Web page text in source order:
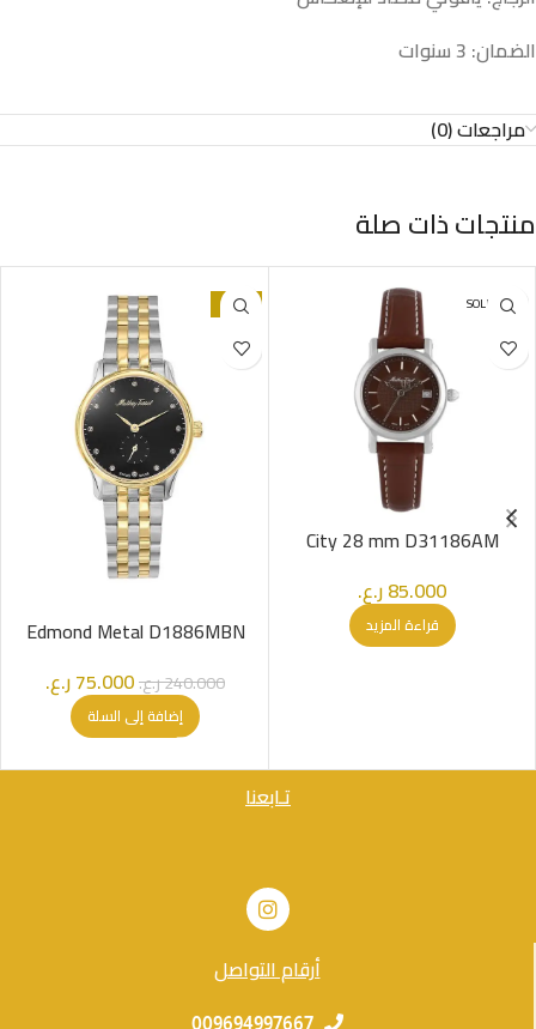
الضمان: 3 سنوات
مراجعات (0)
منتجات ذات صلة
SOLD OUT
City 28 mm D31186AM
85.000ر.ع.
قراءة المزيد
-69%
Edmond Metal D1886MBN
240.000ر.ع.75.000ر.ع.
إضافة إلى السلة
تـابعنا
أرقام التواصل
009694997667